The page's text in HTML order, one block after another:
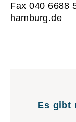
Fax 040 6688
hamburg.de
Es gibt